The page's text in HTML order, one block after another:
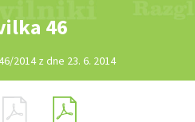
46
2014 z dne 23. 6. 2014